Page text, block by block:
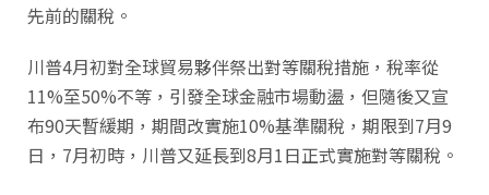
先前的關稅。
川普4月初對全球貿易夥伴祭出對等關稅措施，稅率從
11%至50%不等，引發全球金融市場動盪，但隨後又宣
布90天暫緩期，期間改實施10%基準關稅，期限到7月9
日，7月初時，川普又延長到8月1日正式實施對等關稅。